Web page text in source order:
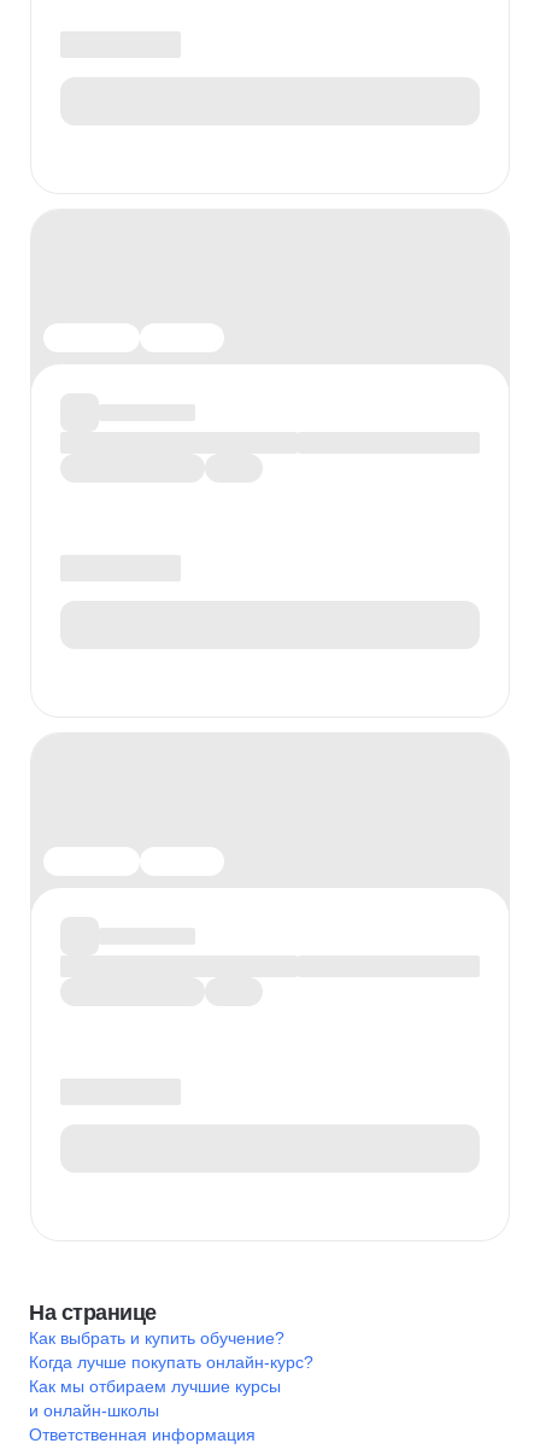
На странице
Как выбрать и купить обучение?
Когда лучше покупать онлайн-курс?
Как мы отбираем лучшие курсы
и онлайн-школы
Ответственная информация